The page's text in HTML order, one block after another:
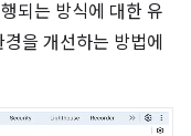
되는 방식에 대한 유
을 개선하는 방법에